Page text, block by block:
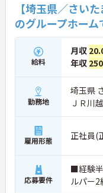
【埼玉県／さい
のグループホー
給料
月収
年収
勤務地
埼玉県
ＪＲ川
雇用形態 正社員(
応募要件
■経験
ルパー2